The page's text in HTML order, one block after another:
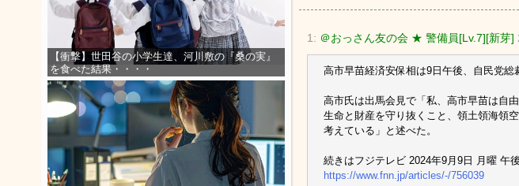
【衝撃】世田谷の小学生達、河川敷の『桑の実』
を食べた結果・・・・
1: ＠おっさん友の会 ★ 警備員[Lv.7][新芽]
高市早苗経済安保相は9日午後、自民党総
高市氏は出馬会見で「私、高市早苗は自
生命と財産を守り抜くこと、領土領海領
考えている」と述べた。
続きはフジテレビ 2024年9月9日 月曜 午
https://www.fnn.jp/articles/-/756039